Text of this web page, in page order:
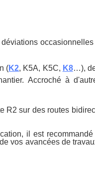
(K2, K5A, K5C, K8…),
Accroché à
R2 sur des routes
il est
vos avancées de